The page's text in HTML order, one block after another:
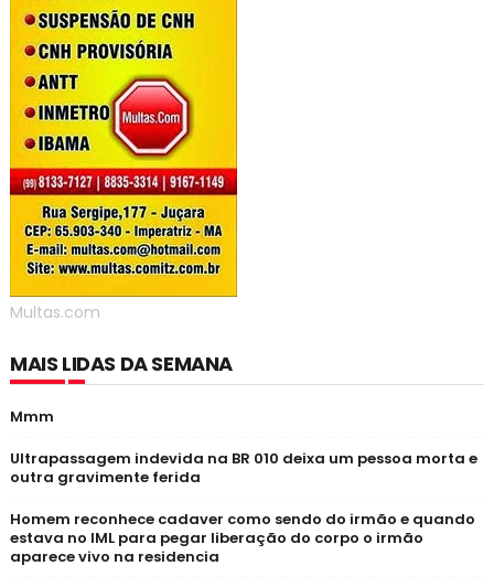
Multas.com
MAIS LIDAS DA SEMANA
Mmm
Ultrapassagem indevida na BR 010 deixa um pessoa morta e
outra gravimente ferida
Homem reconhece cadaver como sendo do irmão e quando
estava no IML para pegar liberação do corpo o irmão
aparece vivo na residencia